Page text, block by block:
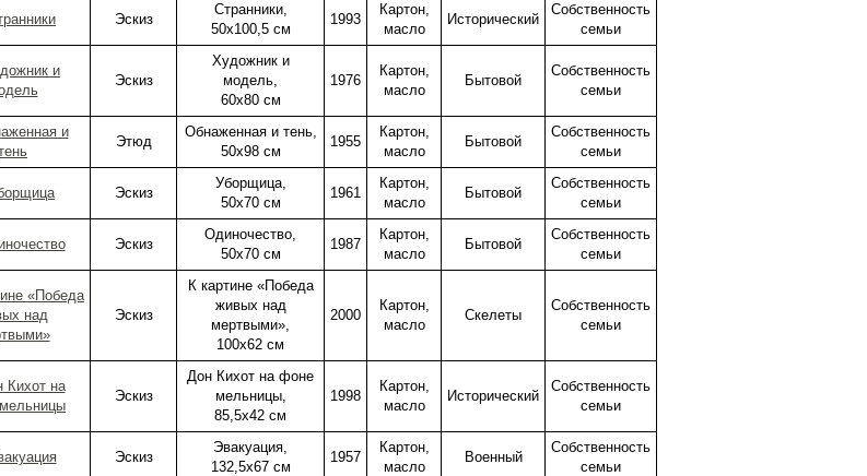
Эскиз
Странники,
50х100,5 см
1993
Картон,
масло
Исторический
Собственность
семьи
Эскиз
Художник и
модель,
60х80 см
1976
Картон,
масло
Бытовой
Собственность
семьи
Этюд
Обнаженная и тень,
50х98 см
1955
Картон,
масло
Бытовой
Собственность
семьи
Эскиз
Уборщица,
50х70 см
1961
Картон,
масло
Бытовой
Собственность
семьи
Эскиз
Одиночество,
50х70 см
1987
Картон,
масло
Бытовой
Собственность
семьи
Эскиз
К картине «Победа
живых над
мертвыми»,
100х62 см
2000
Картон,
масло
Скелеты
Собственность
семьи
Эскиз
Дон Кихот на фоне
мельницы,
85,5х42 см
1998
Картон,
масло
Исторический
Собственность
семьи
Эскиз
Эвакуация,
132,5х67 см
1957
Картон,
масло
Военный
Собственность
семьи